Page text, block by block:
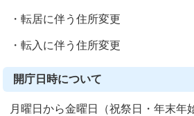
・転居に伴う住所変更
・転入に伴う住所変更
開庁日時について
月曜日から金曜日（祝祭日・年末年